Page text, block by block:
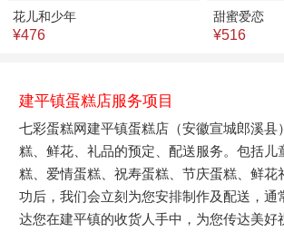
花儿和少年
¥476
甜蜜爱恋
¥516
建平镇蛋糕店服务项目
七彩蛋糕网建平镇蛋糕店（安徽宣城郎溪县
糕、鲜花、礼品的预定、配送服务。包括儿
糕、爱情蛋糕、祝寿蛋糕、节庆蛋糕、鲜花
功后，我们会立刻为您安排制作及配送，通
达您在建平镇的收货人手中，为您传达美好